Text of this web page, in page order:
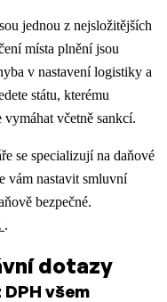
jednou z nejsložitějších
místa plnění jsou
v nastavení logistiky a
státu, kterému
včetně sankcí.
se specializují na daňové
vám nastavit smluvní
bezpečné.
.
dotazy
všem